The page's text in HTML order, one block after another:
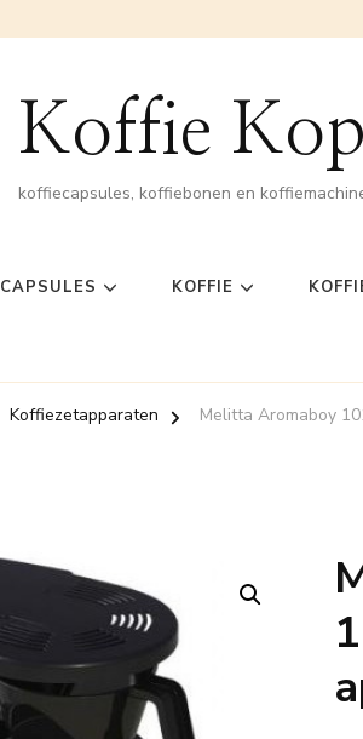
Koffie
koffiecapsules, koffiebonen en
CAPSULES KOFFIE
Koffiezetapparaten Melitta Aromaboy